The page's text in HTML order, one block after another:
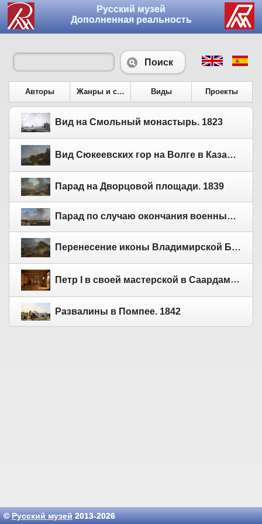
Русский музей
Дополненная реальность
Поиск
Авторы Жанры и сюжеты Виды Проекты
Вид на Смольный монастырь. 1823
Вид Сюкеевских гор на Волге в Казанской губернии. 1840
Парад на Дворцовой площади. 1839
Парад по случаю окончания военных действий в Царстве Польском 6-го октября 1831 года на Царицыном лугу в Петербурге. 1837
Перенесение иконы Владимирской Божьей матери в 1395 году. 1851
Петр I в своей мастерской в Саардаме. 1837
Развалины в Помпее. 1842
©Русский музей2013-2026